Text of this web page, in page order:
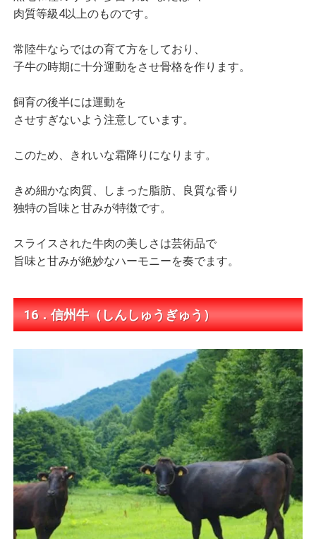
肉質等級4以上のものです。
常陸牛ならではの育て方をしており、
子牛の時期に十分運動をさせ骨格を作ります。
飼育の後半には運動を
させすぎないよう注意しています。
このため、きれいな霜降りになります。
きめ細かな肉質、しまった脂肪、良質な香り
独特の旨味と甘みが特徴です。
スライスされた牛肉の美しさは芸術品で
旨味と甘みが絶妙なハーモニーを奏でます。
16．信州牛（しんしゅうぎゅう）